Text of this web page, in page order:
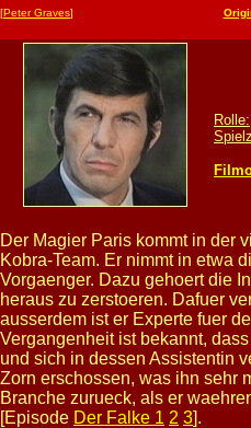
[Peter Graves]
Rolle:
Der Magier Paris kommt in der
Kobra-Team. Er nimmt in etwa
Vorgaenger. Dazu gehoert die
heraus zu zerstoeren. Dafuer
ausserdem ist er Experte fuer
Vergangenheit ist bekannt,
und sich in dessen Assistentin
Zorn erschossen, was ihn sehr
Branche zurueck, als er
[Episode Der Falke 1 2 3].